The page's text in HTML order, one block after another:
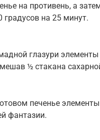
на противень, а
градусов на 25 минут.
глазури
½ стакана
печенье
фантазии.